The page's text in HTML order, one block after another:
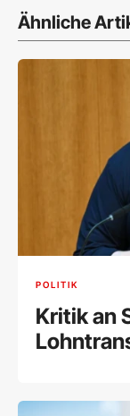
Ähnliche
POLITIK
Kritik an